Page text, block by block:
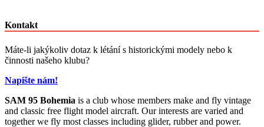
Kontakt
Máte-li jakýkoliv dotaz k létání s historickými modely nebo k
činnosti našeho klubu?
Napište nám!
SAM 95 Bohemia is a club whose members make and fly vintage
and classic free flight model aircraft. Our interests are varied and
together we fly most classes including glider, rubber and power.